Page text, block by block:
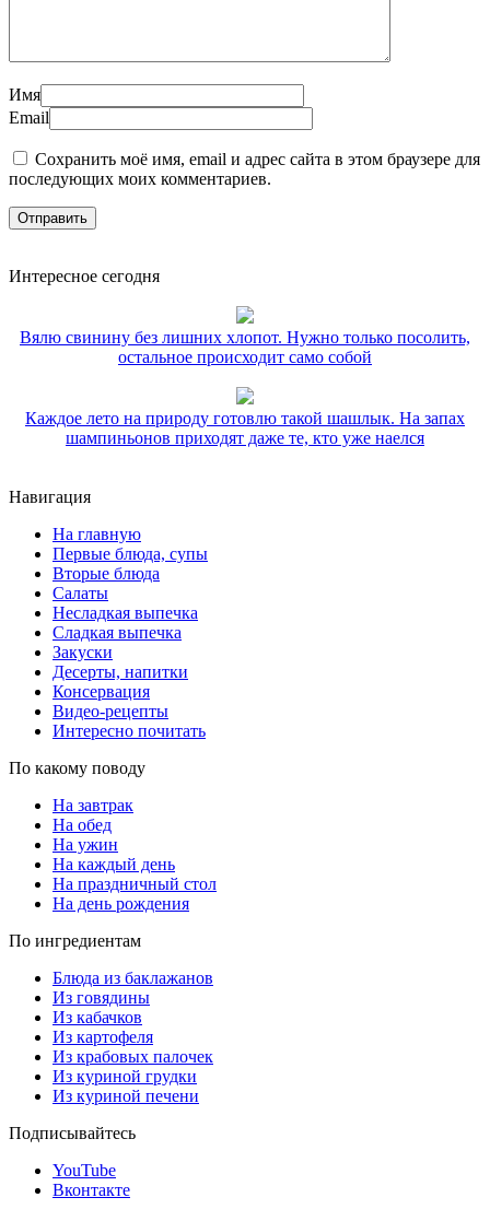
Имя
Email
Сохранить моё имя, email и адрес сайта в этом браузере для
последующих моих комментариев.
Интересное сегодня
Вялю свинину без лишних хлопот. Нужно только посолить,
остальное происходит само собой
Каждое лето на природу готовлю такой шашлык. На запах
шампиньонов приходят даже те, кто уже наелся
Навигация
На главную
Первые блюда, супы
Вторые блюда
Салаты
Несладкая выпечка
Сладкая выпечка
Закуски
Десерты, напитки
Консервация
Видео-рецепты
Интересно почитать
По какому поводу
На завтрак
На обед
На ужин
На каждый день
На праздничный стол
На день рождения
По ингредиентам
Блюда из баклажанов
Из говядины
Из кабачков
Из картофеля
Из крабовых палочек
Из куриной грудки
Из куриной печени
Подписывайтесь
YouTube
Вконтакте